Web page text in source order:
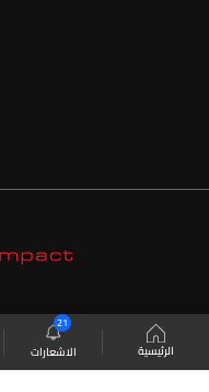
الرئيسية الاشعارات
21
موقع البرامج